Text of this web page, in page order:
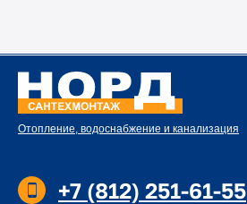
Отопление, водоснабжение и канализация
+7 (812) 251-61-55